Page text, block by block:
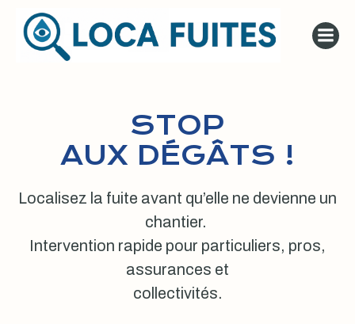
au
contenu
STOP
AUX DÉGÂTS !
Localisez la fuite avant qu’elle ne devienne un
chantier.
Intervention rapide pour particuliers, pros,
assurances et
collectivités.